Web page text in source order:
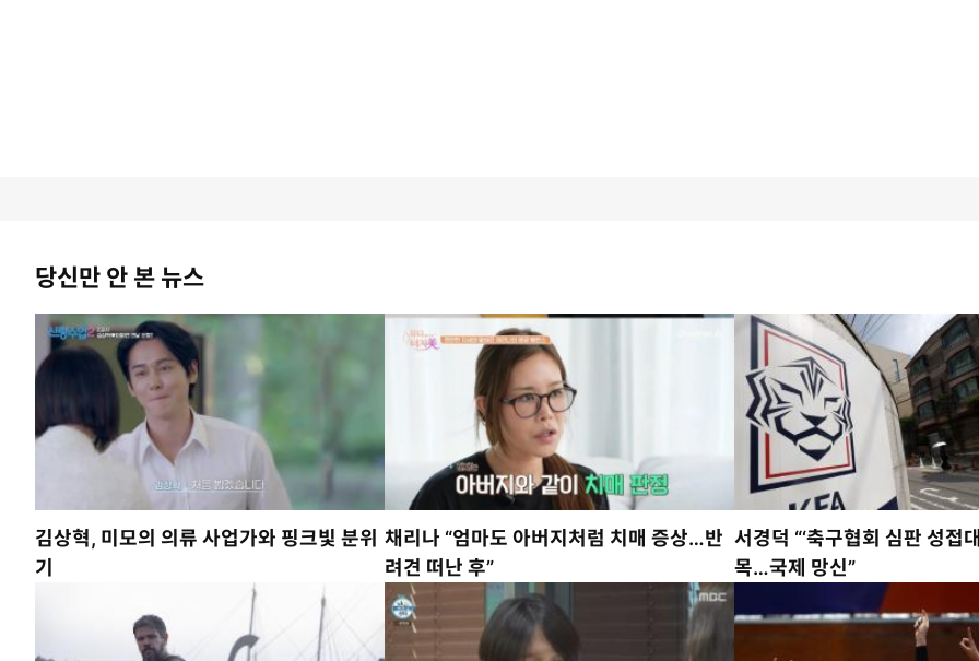
당신만 안 본 뉴스
김상혁, 미모의 의류 사업가와 핑크빛 분위
기
채리나 “엄마도 아버지처럼 치매 증상…반
려견 떠난 후”
서경덕 “‘축구협회 심판 성접
목…국제 망신”